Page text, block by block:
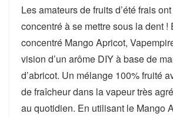
Les amateurs de fruits d’été frais
concentré à se mettre sous la dent !
concentré Mango Apricot,
vision d’un arôme DIY à base de
d’abricot. Un mélange 100% fruité
de fraîcheur dans la vapeur très
au quotidien. En utilisant le Mango